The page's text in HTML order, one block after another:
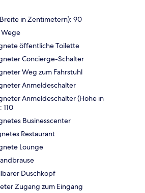
in Zentimetern): 90
öffentliche Toilette
Concierge-Schalter
Weg zum Fahrstuhl
Anmeldeschalter
Anmeldeschalter (Höhe in
Businesscenter
Restaurant
Lounge
Duschkopf
Zugang zum Eingang